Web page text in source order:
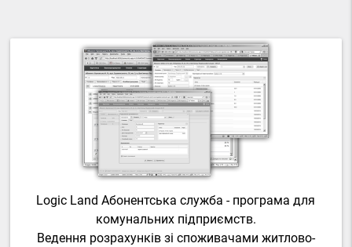
Logic Land Абонентська служба - програма для
комунальних підприємств.
Ведення розрахунків зі споживачами житлово-